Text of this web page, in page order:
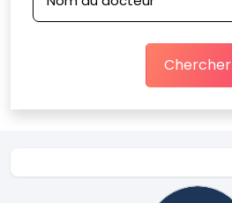
Chercher